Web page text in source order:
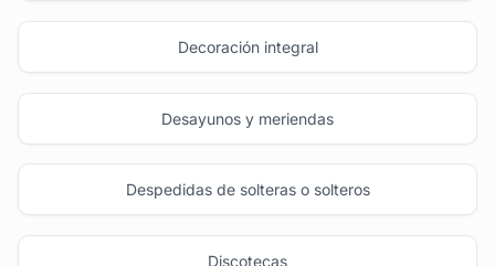
Decoración integral
Desayunos y meriendas
Despedidas de solteras o solteros
Discotecas